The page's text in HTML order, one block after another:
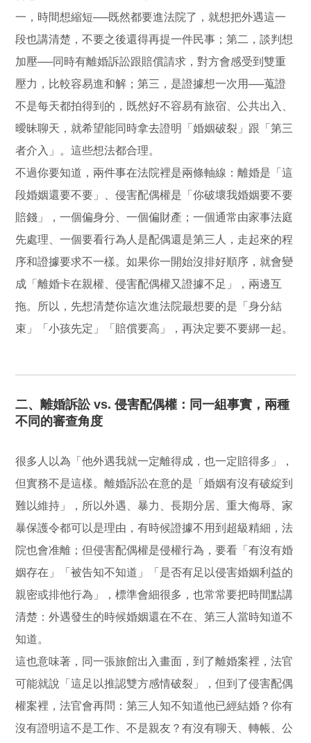
一，時間想縮短──既然都要進法院了，就想把外遇這一
段也講清楚，不要之後還得再提一件民事；第二，談判想
加壓──同時有離婚訴訟跟賠償請求，對方會感受到雙重
壓力，比較容易進和解；第三，是證據想一次用──蒐證
不是每天都拍得到的，既然好不容易有旅宿、公共出入、
曖昧聊天，就希望能同時拿去證明「婚姻破裂」跟「第三
者介入」。這些想法都合理。
不過你要知道，兩件事在法院裡是兩條軸線：離婚是「這
段婚姻還要不要」、侵害配偶權是「你破壞我婚姻要不要
賠錢」，一個偏身分、一個偏財產；一個通常由家事法庭
先處理、一個要看行為人是配偶還是第三人，走起來的程
序和證據要求不一樣。如果你一開始沒排好順序，就會變
成「離婚卡在親權、侵害配偶權又證據不足」，兩邊互
拖。所以，先想清楚你這次進法院最想要的是「身分結
束」「小孩先定」「賠償要高」，再決定要不要綁一起。
二、離婚訴訟 vs. 侵害配偶權：同一組事實，兩種
不同的審查角度
很多人以為「他外遇我就一定離得成，也一定賠得多」，
但實務不是這樣。離婚訴訟在意的是「婚姻有沒有破綻到
難以維持」，所以外遇、暴力、長期分居、重大侮辱、家
暴保護令都可以是理由，有時候證據不用到超級精細，法
院也會准離；但侵害配偶權是侵權行為，要看「有沒有婚
姻存在」「被告知不知道」「是否有足以侵害婚姻利益的
親密或排他行為」，標準會細很多，也常常要把時間點講
清楚：外遇發生的時候婚姻還在不在、第三人當時知道不
知道。
這也意味著，同一張旅館出入畫面，到了離婚案裡，法官
可能就說「這足以推認雙方感情破裂」，但到了侵害配偶
權案裡，法官會再問：第三人知不知道他已經結婚？你有
沒有證明這不是工作、不是親友？有沒有聊天、轉帳、公